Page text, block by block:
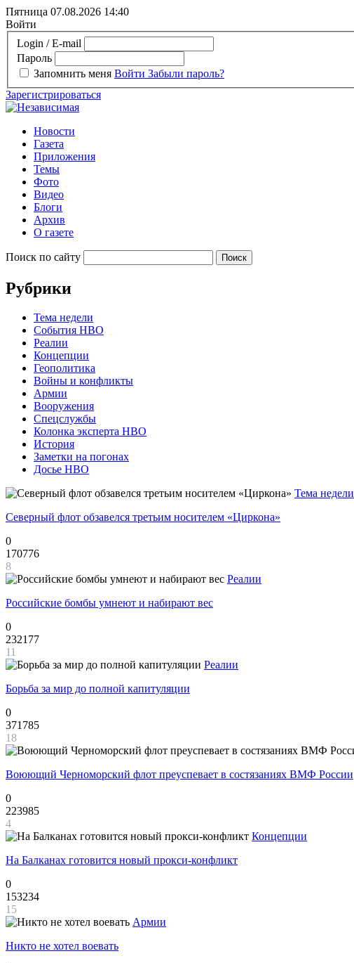
Пятница 07.08.2026 14:40
Войти
Login / E-mail
Пароль
Запомнить меня Войти Забыли пароль?
Зарегистрироваться
Новости
Газета
Приложения
Темы
Фото
Видео
Блоги
Архив
О газете
Поиск по сайту
Рубрики
Тема недели
События НВО
Реалии
Концепции
Геополитика
Войны и конфликты
Армии
Вооружения
Спецслужбы
Колонка эксперта НВО
История
Заметки на погонах
Досье НВО
Тема недели
Северный флот обзавелся третьим носителем «Циркона»
0
170776
8
Реалии
Российские бомбы умнеют и набирают вес
0
232177
11
Реалии
Борьба за мир до полной капитуляции
0
371785
18
Воюющий Черноморский флот преуспевает в состязаниях ВМФ России
0
223985
4
Концепции
На Балканах готовится новый прокси-конфликт
0
153234
15
Армии
Никто не хотел воевать